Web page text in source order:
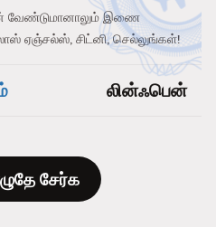
வேண்டுமானாலும் இணை
ஏஞ்சல்ஸ், சிட்னி, செல்லுங்கள்!
லின்ஃபென்
சேர்க